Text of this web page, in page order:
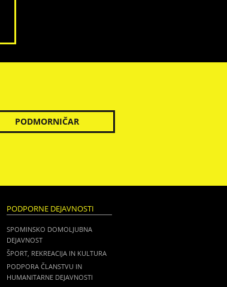
PODMORNIČAR
PODPORNE DEJAVNOSTI
SPOMINSKO DOMOLJUBNA
DEJAVNOST
ŠPORT, REKREACIJA IN KULTURA
PODPORA ČLANSTVU IN
HUMANITARNE DEJAVNOSTI